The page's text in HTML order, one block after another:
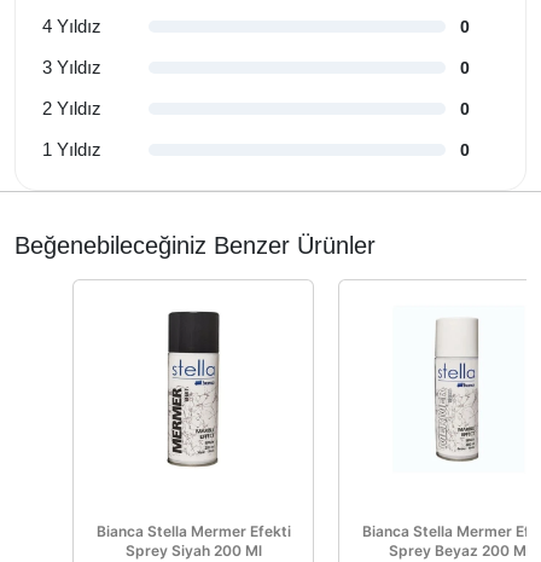
4 Yıldız 0
3 Yıldız 0
2 Yıldız 0
1 Yıldız 0
Beğenebileceğiniz Benzer Ürünler
Bianca Stella Mermer Efekti
Sprey Siyah 200 Ml
Bianca Stella Mermer
Sprey Beyaz 200 Ml